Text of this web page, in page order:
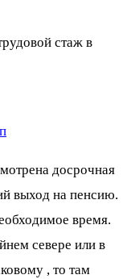
стаж в
досрочная
выход на пенсию.
время.
севере или в
, то там